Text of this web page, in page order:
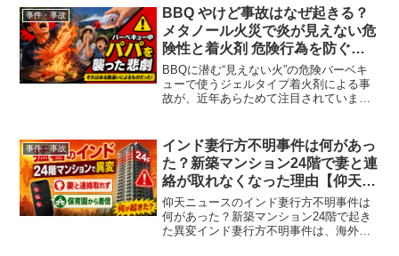
苗事件を大考察!!（6月19日）』でも取り
上げられ注...
事件・事故
BBQ やけど事故はなぜ起きる？
メタノール火災で炎が見えない危
険性と着火剤 危険行為を防ぐ方
法【ザ！世界仰天ニュースで話
題】
BBQに潜む“見えない火”の危険バーベキ
ューで使うジェルタイプ着火剤による事
故が、近年あらためて注目されていま
に燃え移るケースが後を絶ちません。特
にメタノールを含む着火...
事件・事故
インド妻行方不明事件は何があっ
た？新築マンション24階で妻と連
絡が取れなくなった理由【仰天ニ
ュースで話題】
仰天ニュースのインド妻行方不明事件は
何があった？新築マンション24階で起き
た異変インド妻行方不明事件は、海外で